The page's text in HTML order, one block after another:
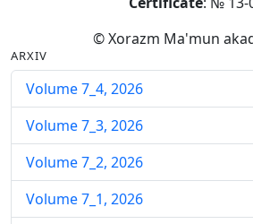
© Xorazm Ma'mun
ARXIV
Volume 7_4, 2026
Volume 7_3, 2026
Volume 7_2, 2026
Volume 7_1, 2026